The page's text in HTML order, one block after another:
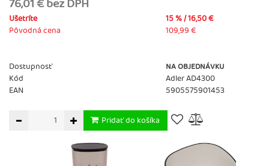
76,01 € bez DPH
Ušetríte
15 % / 16,50 €
Pôvodná cena
109,99 €
Dostupnosť NA OBJEDNÁVKU
Kód
Adler AD4300
EAN
5905575901453
Pridať do košíka